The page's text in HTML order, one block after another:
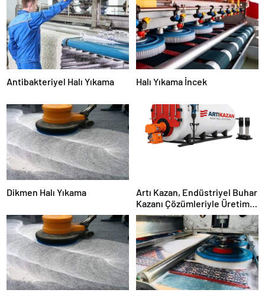
Antibakteriyel Halı Yıkama Halı Yıkama İncek
Dikmen Halı Yıkama
Artı Kazan, Endüstriyel Buhar
Kazanı Çözümleriyle Üretim
Tesislerine Verimli Sistemler
Sunuyor